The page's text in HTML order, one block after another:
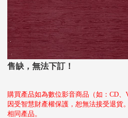
售缺，無法下訂！
購買產品如為數位影音商品（如：CD、
因受智慧財產權保護，恕無法接受退貨
相同產品。